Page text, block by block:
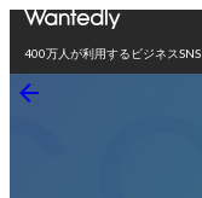
400万人が利用するビジネスSNS